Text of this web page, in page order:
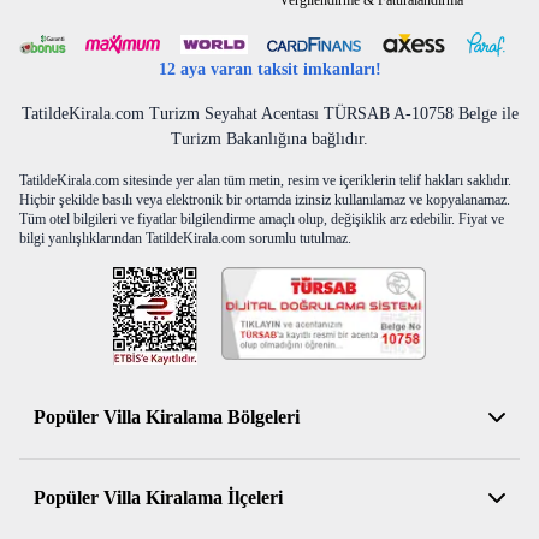
12 aya varan taksit imkanları!
TatildeKirala.com Turizm Seyahat Acentası TÜRSAB A-10758 Belge ile
Turizm Bakanlığına bağlıdır.
TatildeKirala.com sitesinde yer alan tüm metin, resim ve içeriklerin telif hakları saklıdır.
Hiçbir şekilde basılı veya elektronik bir ortamda izinsiz kullanılamaz ve kopyalanamaz.
Tüm otel bilgileri ve fiyatlar bilgilendirme amaçlı olup, değişiklik arz edebilir. Fiyat ve
bilgi yanlışlıklarından TatildeKirala.com sorumlu tutulmaz.
Popüler Villa Kiralama Bölgeleri
Antalya Kiralık Villa
Muğla Kiralık Villa
Popüler Villa Kiralama İlçeleri